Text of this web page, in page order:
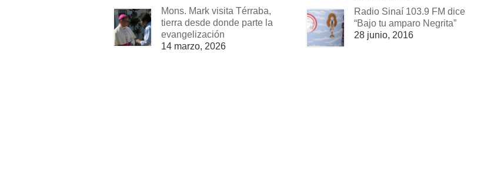
Mons. Mark visita Térraba,
tierra desde donde parte la
evangelización
14 marzo, 2026
Radio Sinaí 103.9 FM dice
“Bajo tu amparo Negrita”
28 junio, 2016